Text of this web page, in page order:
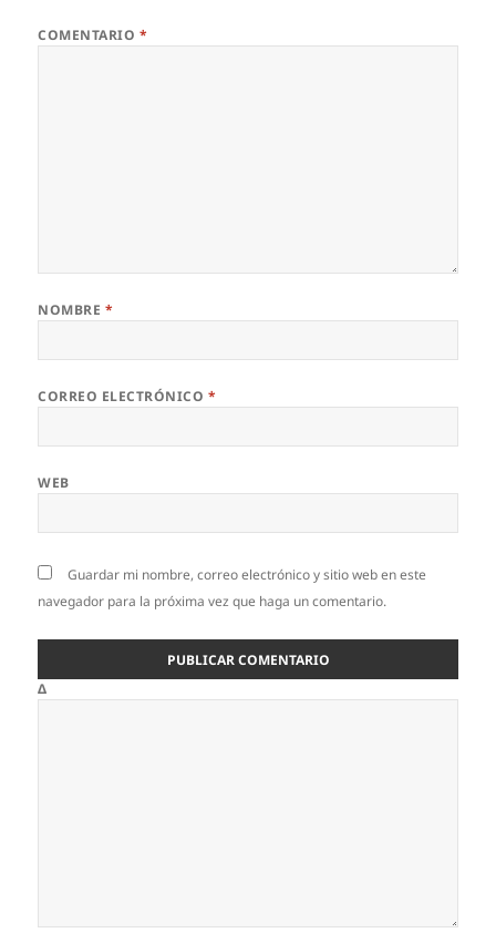
COMENTARIO *
NOMBRE *
CORREO ELECTRÓNICO *
WEB
Guardar mi nombre, correo electrónico y sitio web en este
navegador para la próxima vez que haga un comentario.
Δ